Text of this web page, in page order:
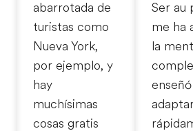
abarrotada de
turistas como
Nueva York,
por ejemplo, y
hay
muchísimas
cosas gratis
Ser au
me ha
la